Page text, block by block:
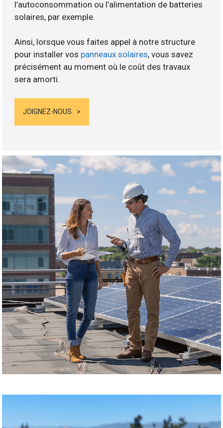
l’autoconsommation ou l’alimentation de batteries
solaires, par exemple.
Ainsi, lorsque vous faites appel à notre structure
pour installer vos panneaux solaires, vous savez
précisément au moment où le coût des travaux
sera amorti.
JOIGNEZ-NOUS